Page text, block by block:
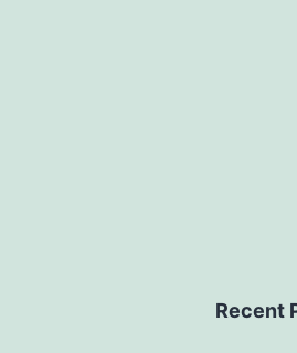
Recent